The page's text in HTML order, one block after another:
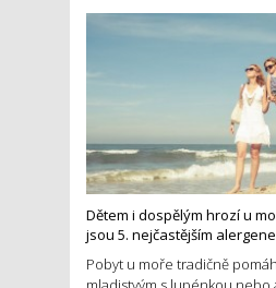
Dětem i dospělým hrozí u
jsou 5. nejčastějším
Pobyt u moře tradičně